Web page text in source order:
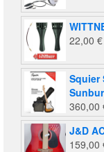
22,00 €
Squier
360,00
J&D
159,00